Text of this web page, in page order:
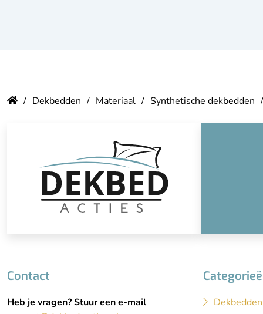
Dekbedden Materiaal Synthetische dekbedden
Contact
Heb je vragen? Stuur een e-mail
Dekbedden